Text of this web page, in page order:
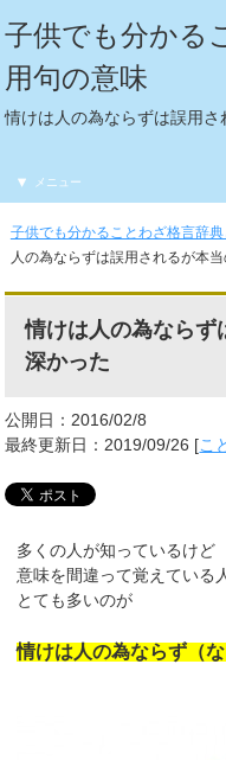
子供でも分かる
用句の意味
情けは人の為ならずは誤用
メニュー
子供でも分かることわざ格言辞
人の為ならずは誤用されるが本
情けは人の為ならず
深かった
公開日：2016/02/8
最終更新日：2019/09/26 [こ
多くの人が知っているけど
意味を間違って覚えている
とても多いのが
情けは人の為ならず（